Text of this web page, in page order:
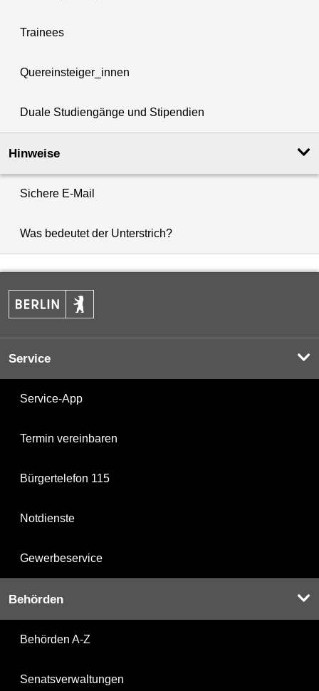
Trainees
Quereinsteiger_innen
Duale Studiengänge und Stipendien
Hinweise
Sichere E-Mail
Was bedeutet der Unterstrich?
Service
Service-App
Termin vereinbaren
Bürgertelefon 115
Notdienste
Gewerbeservice
Behörden
Behörden A-Z
Senatsverwaltungen